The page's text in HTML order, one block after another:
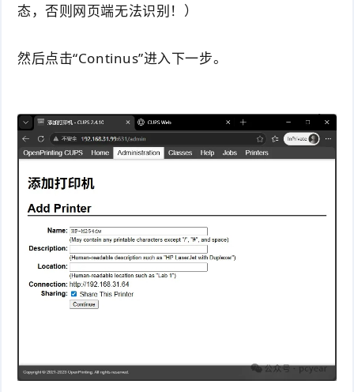
态，否则网页端无法识别！ ）
然后点击“Continus”进入下一步。